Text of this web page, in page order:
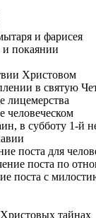
и фарисея
покаянии
Христовом
в святую
лицемерства
человеческом
в субботу 1-й
поста для
поста по
поста с
тайнах